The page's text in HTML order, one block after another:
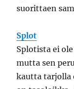
suorittaen
Splot
Splotista ei
mutta sen
kautta tarjolla